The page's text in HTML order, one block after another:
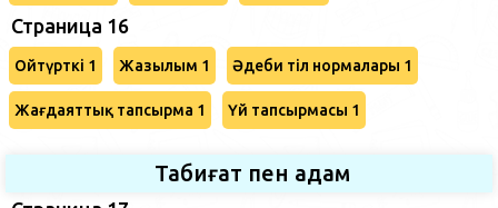
Страница 16
Ойтүрткі 1 Жазылым 1 Әдеби тіл нормалары 1
Жағдаяттық тапсырма 1 Үй тапсырмасы 1
Табиғат пен адам